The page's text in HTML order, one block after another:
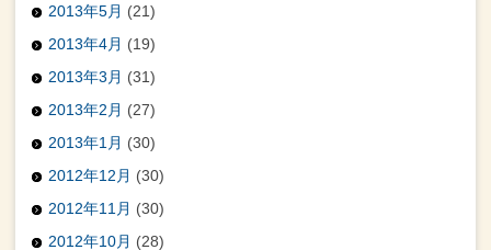
2013年5月 (21)
2013年4月 (19)
2013年3月 (31)
2013年2月 (27)
2013年1月 (30)
2012年12月 (30)
2012年11月 (30)
2012年10月 (28)